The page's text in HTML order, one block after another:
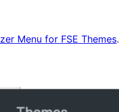
Menu for FSE Themes.